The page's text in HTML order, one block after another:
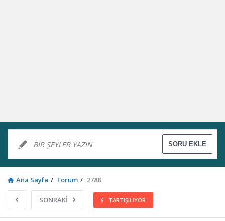
Ana Sayfa / Forum / 2788
SONRAKİ TARTIŞILIYOR